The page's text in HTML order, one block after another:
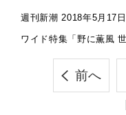
週刊新潮 2018年5月17
ワイド特集「野に薫風
前へ